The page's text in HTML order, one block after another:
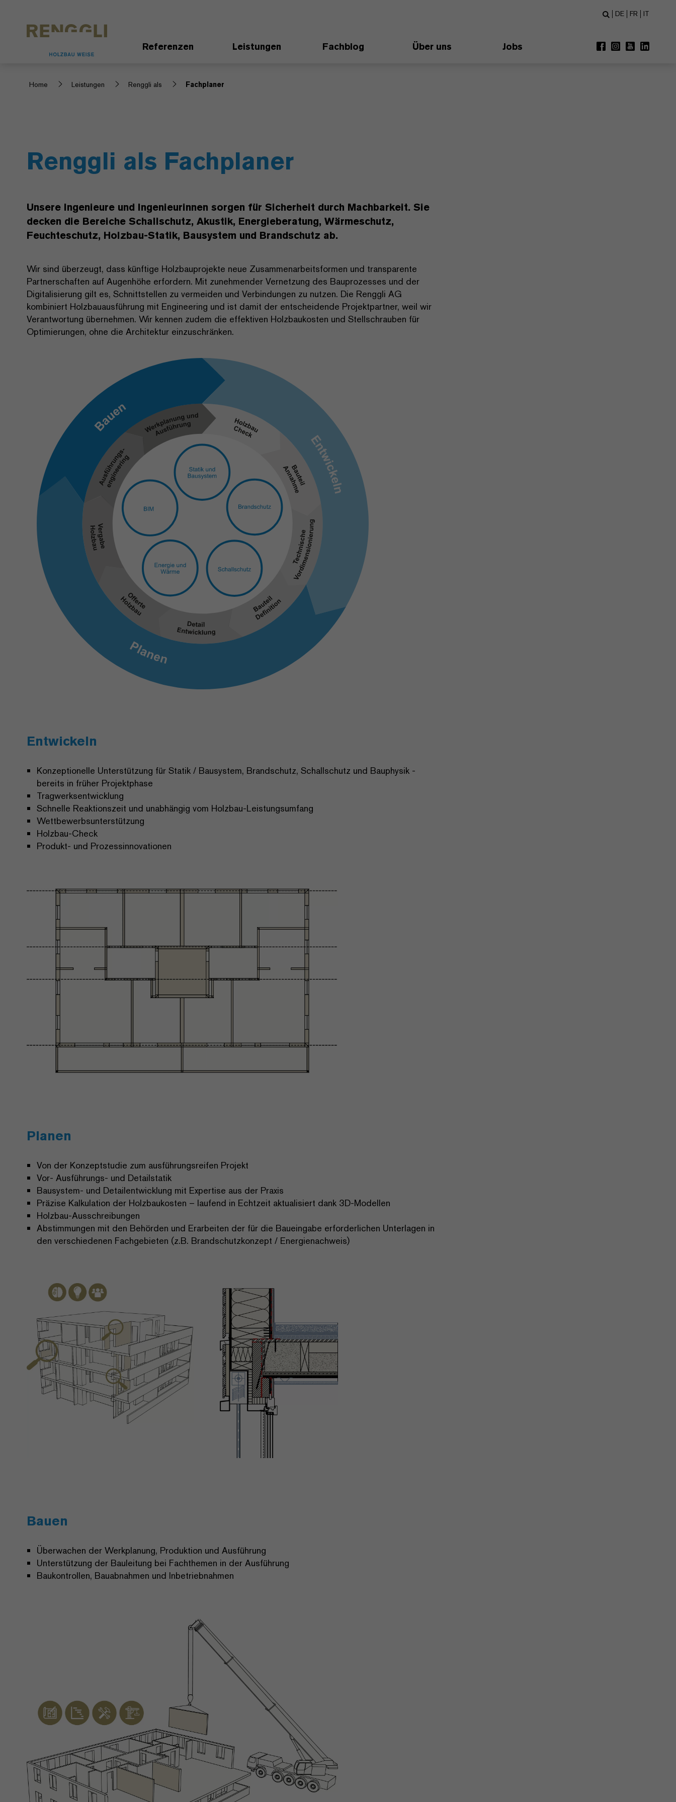
Referenzen Leistungen Fachblog Über uns Jobs
DE FR IT
Home Leistungen Renggli als Fachplaner
Renggli als Fachplaner
Unsere Ingenieure und Ingenieurinnen sorgen für Sicherheit durch Machbarkeit. Sie
decken die Bereiche Schallschutz, Akustik, Energieberatung, Wärmeschutz,
Feuchteschutz, Holzbau-Statik, Bausystem und Brandschutz ab.
Wir sind überzeugt, dass künftige Holzbauprojekte neue Zusammenarbeitsformen und transparente
Partnerschaften auf Augenhöhe erfordern. Mit zunehmender Vernetzung des Bauprozesses und der
Digitalisierung gilt es, Schnittstellen zu vermeiden und Verbindungen zu nutzen. Die Renggli AG
kombiniert Holzbauausführung mit Engineering und ist damit der entscheidende Projektpartner, weil wir
Verantwortung übernehmen. Wir kennen zudem die effektiven Holzbaukosten und Stellschrauben für
Optimierungen, ohne die Architektur einzuschränken.
Entwickeln
Konzeptionelle Unterstützung für Statik / Bausystem, Brandschutz, Schallschutz und Bauphysik -
bereits in früher Projektphase
Tragwerksentwicklung
Schnelle Reaktionszeit und unabhängig vom Holzbau-Leistungsumfang
Wettbewerbsunterstützung
Holzbau-Check
Produkt- und Prozessinnovationen
Planen
Von der Konzeptstudie zum ausführungsreifen Projekt
Vor- Ausführungs- und Detailstatik
Bausystem- und Detailentwicklung mit Expertise aus der Praxis
Präzise Kalkulation der Holzbaukosten – laufend in Echtzeit aktualisiert dank 3D-Modellen
Holzbau-Ausschreibungen
Abstimmungen mit den Behörden und Erarbeiten der für die Baueingabe erforderlichen Unterlagen in
den verschiedenen Fachgebieten (z.B. Brandschutzkonzept / Energienachweis)
Bauen
Überwachen der Werkplanung, Produktion und Ausführung
Unterstützung der Bauleitung bei Fachthemen in der Ausführung
Baukontrollen, Bauabnahmen und Inbetriebnahmen